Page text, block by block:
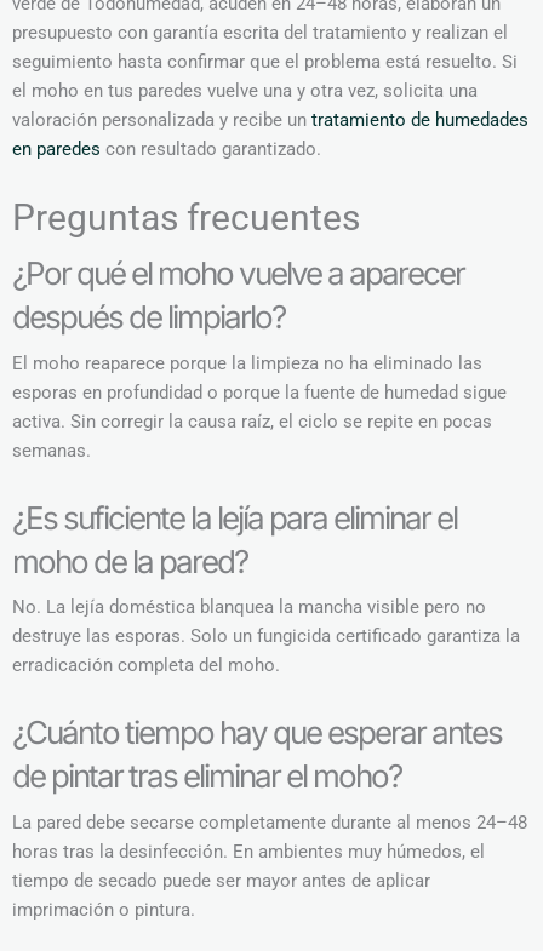
presupuesto con garantía escrita del tratamiento y realizan el
seguimiento hasta confirmar que el problema está resuelto. Si
el moho en tus paredes vuelve una y otra vez, solicita una
valoración personalizada y recibe un tratamiento de humedades
en paredes con resultado garantizado.
Preguntas frecuentes
¿Por qué el moho vuelve a aparecer
después de limpiarlo?
El moho reaparece porque la limpieza no ha eliminado las
esporas en profundidad o porque la fuente de humedad sigue
activa. Sin corregir la causa raíz, el ciclo se repite en pocas
semanas.
¿Es suficiente la lejía para eliminar el
moho de la pared?
No. La lejía doméstica blanquea la mancha visible pero no
destruye las esporas. Solo un fungicida certificado garantiza la
erradicación completa del moho.
¿Cuánto tiempo hay que esperar antes
de pintar tras eliminar el moho?
La pared debe secarse completamente durante al menos 24–48
horas tras la desinfección. En ambientes muy húmedos, el
tiempo de secado puede ser mayor antes de aplicar
imprimación o pintura.